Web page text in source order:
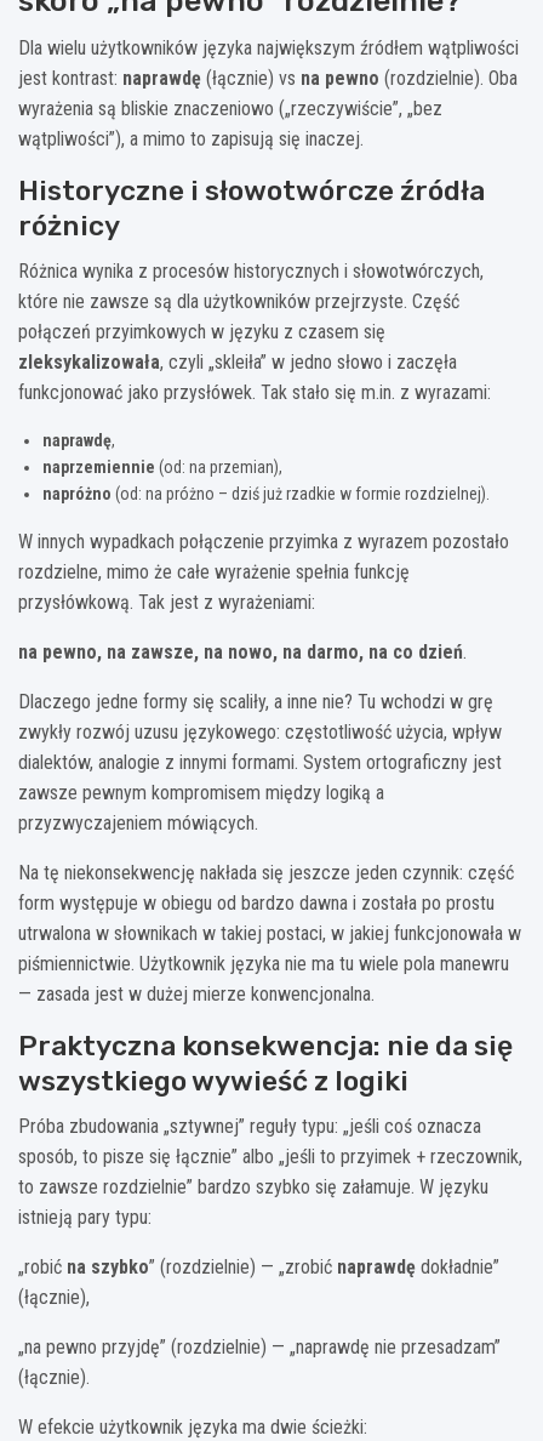
Dla wielu użytkowników języka największym źródłem wątpliwości
jest kontrast: naprawdę (łącznie) vs na pewno (rozdzielnie). Oba
wyrażenia są bliskie znaczeniowo („rzeczywiście”, „bez
wątpliwości”), a mimo to zapisują się inaczej.
Historyczne i słowotwórcze źródła
różnicy
Różnica wynika z procesów historycznych i słowotwórczych,
które nie zawsze są dla użytkowników przejrzyste. Część
połączeń przyimkowych w języku z czasem się
zleksykalizowała, czyli „skleiła” w jedno słowo i zaczęła
funkcjonować jako przysłówek. Tak stało się m.in. z wyrazami:
naprawdę,
naprzemiennie (od: na przemian),
napróżno (od: na próżno – dziś już rzadkie w formie rozdzielnej).
W innych wypadkach połączenie przyimka z wyrazem pozostało
rozdzielne, mimo że całe wyrażenie spełnia funkcję
przysłówkową. Tak jest z wyrażeniami:
na pewno, na zawsze, na nowo, na darmo, na co dzień.
Dlaczego jedne formy się scaliły, a inne nie? Tu wchodzi w grę
zwykły rozwój uzusu językowego: częstotliwość użycia, wpływ
dialektów, analogie z innymi formami. System ortograficzny jest
zawsze pewnym kompromisem między logiką a
przyzwyczajeniem mówiących.
Na tę niekonsekwencję nakłada się jeszcze jeden czynnik: część
form występuje w obiegu od bardzo dawna i została po prostu
utrwalona w słownikach w takiej postaci, w jakiej funkcjonowała w
piśmiennictwie. Użytkownik języka nie ma tu wiele pola manewru
— zasada jest w dużej mierze konwencjonalna.
Praktyczna konsekwencja: nie da się
wszystkiego wywieść z logiki
Próba zbudowania „sztywnej” reguły typu: „jeśli coś oznacza
sposób, to pisze się łącznie” albo „jeśli to przyimek + rzeczownik,
to zawsze rozdzielnie” bardzo szybko się załamuje. W języku
istnieją pary typu:
„robić na szybko” (rozdzielnie) — „zrobić naprawdę dokładnie”
(łącznie),
„na pewno przyjdę” (rozdzielnie) — „naprawdę nie przesadzam”
(łącznie).
W efekcie użytkownik języka ma dwie ścieżki: